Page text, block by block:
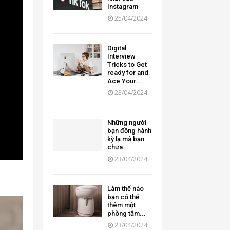
Instagram
25/04/2024
Digital
Interview
Tricks to Get
ready for and
Ace Your...
23/04/2024
Những người
bạn đồng hành
kỳ lạ mà bạn
chưa...
23/04/2024
Làm thế nào
bạn có thể
thêm một
phòng tắm...
23/04/2024